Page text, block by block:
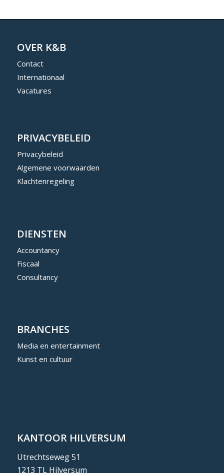
OVER K&B
Contact
Internationaal
Vacatures
PRIVACYBELEID
Privacybeleid
Algemene voorwaarden
Klachtenregeling
DIENSTEN
Accountancy
Fiscaal
Consultancy
BRANCHES
Media en entertainment
Kunst en cultuur
KANTOOR HILVERSUM
Utrechtseweg 51
1213 TL Hilversum